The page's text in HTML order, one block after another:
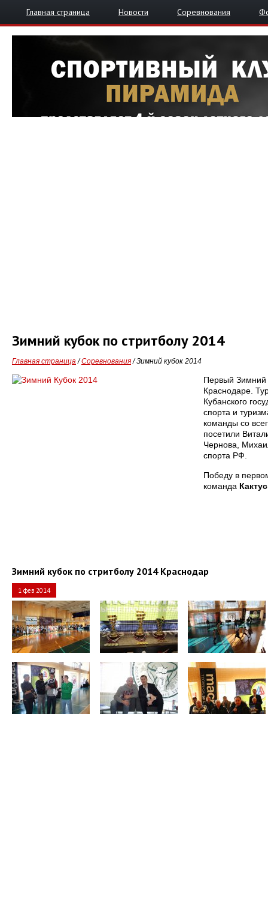
Главная страница Новости Соревнования
Зимний кубок по стритболу 2014
Главная страница/Соревнования/Зимний кубок 2014
Первый Зимний
Краснодаре.
Кубанского
спорта и
команды со
посетили
Чернова,
спорта РФ.
Победу в
команда Кактус
Зимний кубок по стритболу 2014 Краснодар
1 фев 2014